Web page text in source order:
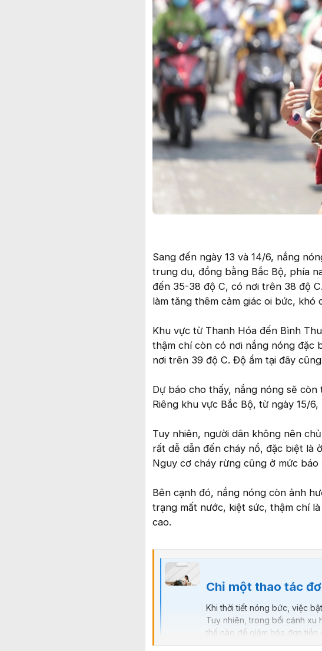
Sang đến ngày 13 và 14/6, nắng
trung du, đồng bằng Bắc Bộ, phía
đến 35-38 độ C, có nơi trên 38 độ
làm tăng thêm cảm giác oi bức, khó
Khu vực từ Thanh Hóa đến Bình
thậm chí còn có nơi nắng nóng đặc
nơi trên 39 độ C. Độ ẩm tại đây
Dự báo cho thấy, nắng nóng sẽ
Riêng khu vực Bắc Bộ, từ ngày 15/
Tuy nhiên, người dân không nên
rất dễ dẫn đến cháy nổ, đặc biệt là
Nguy cơ cháy rừng cũng ở mức báo
Bên cạnh đó, nắng nóng còn ảnh
trạng mất nước, kiệt sức, thậm chí
cao.
Chỉ một thao tác đơn giản
Khi thời tiết nóng bức, việc
Tuy nhiên, trong bối cảnh xu
thế nào để giảm hóa đơn tiền
là kéo rèm cửa lại. Hành